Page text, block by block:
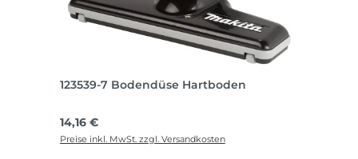
123539-7 Bodendüse Hartboden
Regulärer Preis:
14,16 €
Preise inkl. MwSt. zzgl. Versandkosten